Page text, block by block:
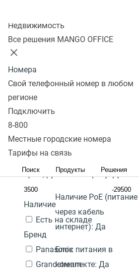
Недвижимость
Все решения MANGO OFFICE
Номера
Свой телефонный номер в любом
регионе
Подключить
8-800
Местные городские номера
Тарифы на связь
Поиск Продукты Решения
В избранном 0 товаров
Сбросить
SIP телефон с gigabit
телефон с цветным дисплеем
Популярные
дешевые Сначала дорогие
Акция
Цена, руб.:
-
Наличие
Есть на складе
Бренд
Panasonic
Grandstream
Перейти в
избранное
сравнение
Наличие режима
ПК к телефону:Да
Наличие PoE (питание
через кабель
интернет): Да
Блок питания в
комплекте: Да